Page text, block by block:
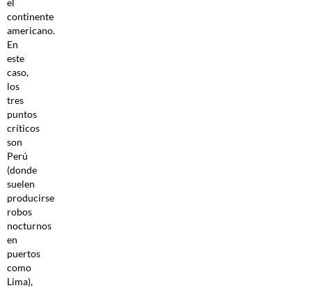
el
continente
americano.
En
este
caso,
los
tres
puntos
críticos
son
Perú
(donde
suelen
producirse
robos
nocturnos
en
puertos
como
Lima),